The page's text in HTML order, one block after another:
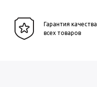
Гарантия качества
всех товаров